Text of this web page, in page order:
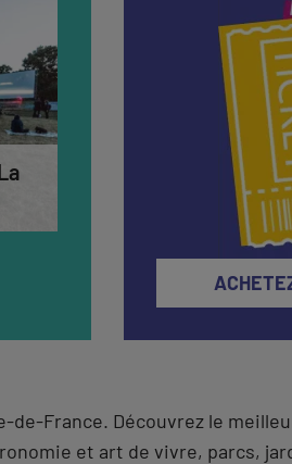
Championnats
Natation
France. Découvrez le
et art de vivre, parcs,